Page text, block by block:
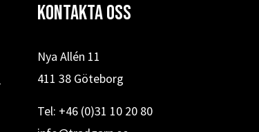
Kontakta oss
Nya Allén 11
411 38 Göteborg
Tel: +46 (0)31 10 20 80